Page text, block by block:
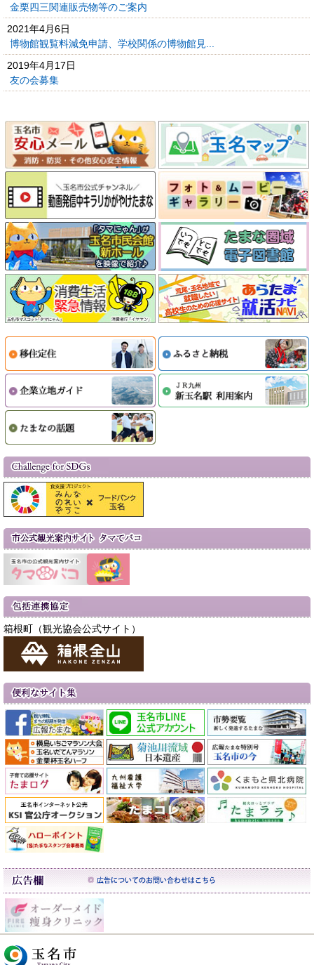
金栗四三関連販売物等のご案内
2021年4月6日
博物館観覧料減免申請、学校関係の博物館見...
2019年4月17日
友の会募集
箱根町（観光協会公式サイト）